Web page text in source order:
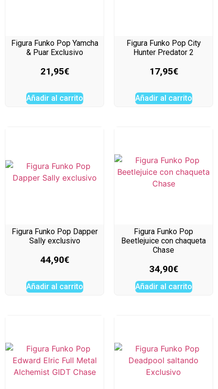
Figura Funko Pop Yamcha
& Puar Exclusivo
21,95€
Añadir al carrito
Figura Funko Pop City
Hunter Predator 2
17,95€
Añadir al carrito
Figura Funko Pop Dapper
Sally exclusivo
44,90€
Añadir al carrito
Figura Funko Pop
Beetlejuice con chaqueta
Chase
34,90€
Añadir al carrito